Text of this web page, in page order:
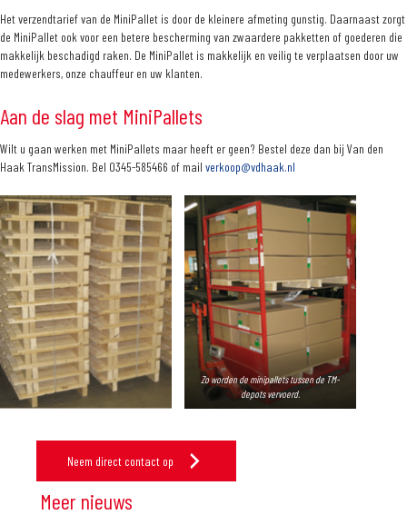
Het verzendtarief van de MiniPallet is door de kleinere afmeting gunstig. Daarnaast zorgt
de MiniPallet ook voor een betere bescherming van zwaardere pakketten of goederen die
makkelijk beschadigd raken. De MiniPallet is makkelijk en veilig te verplaatsen door uw
medewerkers, onze chauffeur en uw klanten.
Aan de slag met MiniPallets
Wilt u gaan werken met MiniPallets maar heeft er geen? Bestel deze dan bij Van den
Haak TransMission. Bel 0345-585466 of mail verkoop@vdhaak.nl
Zo worden de minipallets tussen de TM-
depots vervoerd.
Neem direct contact op
Meer nieuws